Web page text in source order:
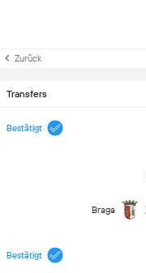
Zurück
Transfers
Bestätigt
Braga
Bestätigt